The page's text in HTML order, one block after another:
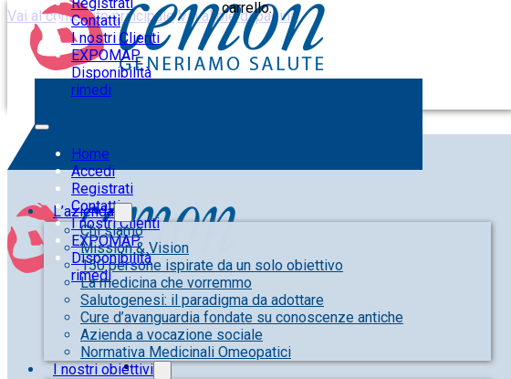
Vai al contenuto principale Vai al piè di pagina
Contatti
I nostri Clienti
EXPOMAP
Disponibilità
rimedi
Home
Accedi
Registrati
Contatti
I nostri Clienti
EXPOMAP
Disponibilità
rimedi
carrello.
L’azienda
Chi siamo
Mission & Vision
150 persone ispirate da un solo obiettivo
La medicina che vorremmo
Salutogenesi: il paradigma da adottare
Cure d’avanguardia fondate su conoscenze antiche
Azienda a vocazione sociale
Normativa Medicinali Omeopatici
I nostri obiettivi